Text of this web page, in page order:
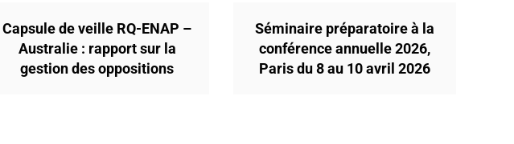
Capsule de veille RQ-ENAP –
Australie : rapport sur la
gestion des oppositions
Séminaire préparatoire à la
conférence annuelle 2026,
Paris du 8 au 10 avril 2026